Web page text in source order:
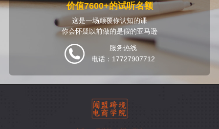
价值7600+的试听名额
这是一场颠覆你认知的课
你会怀疑以前做的是假的亚马逊
服务热线
电话：17727907712